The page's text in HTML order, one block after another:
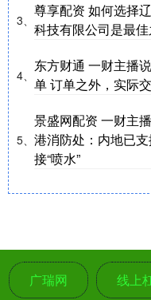
3、
尊享配资 如何选择
科技有限公司是最
4、
东方财通 一财主播
单 订单之外，实际
5、
景盛网配资 一财主
港消防处：内地已
接“喷水”
广瑞网 线上